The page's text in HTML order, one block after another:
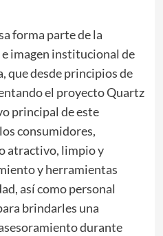
forma parte de la
imagen institucional de
que desde principios de
el proyecto Quartz
principal de este
consumidores,
atractivo, limpio y
y herramientas
así como personal
brindarles una
durante